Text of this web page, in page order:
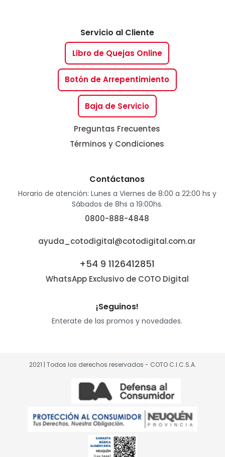
Servicio al Cliente
Libro de Quejas Online
Botón de Arrepentimiento
Baja de Servicio
Preguntas Frecuentes
Términos y Condiciones
Contáctanos
Horario de atención: Lunes a Viernes de 8:00 a 22:00 hs y
Sábados de 8hs a 19:00hs.
0800-888-4848
ayuda_cotodigital@cotodigital.com.ar
+54 9 1126412851
WhatsApp Exclusivo de COTO Digital
¡Seguinos!
Enterate de las promos y novedades.
2021 | Todos los derechos reservados - COTO C.I.C.S.A.